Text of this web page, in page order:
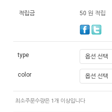
적립금 50 원 적립
type
color